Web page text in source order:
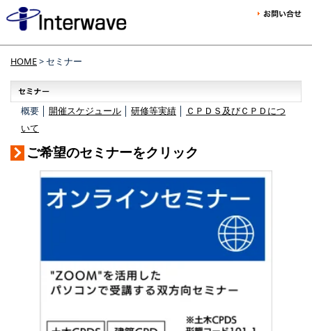
HOME> セミナー
概要 │ 開催スケジュール 研修等実績
ＣＰＤＳ及びＣＰＤにつ
いて
ご希望のセミナーをクリック